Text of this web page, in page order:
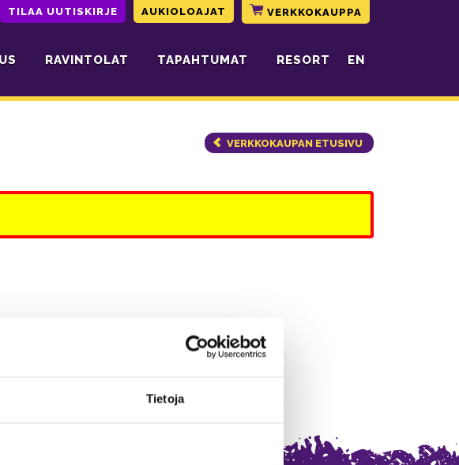
Tietoja
TILAA UUTISKIRJE AUKIOLOAJAT VERKKOKAUPPA
RAVINTOLAT TAPAHTUMAT RESORT EN
VERKKOKAUPAN ETUSIVU